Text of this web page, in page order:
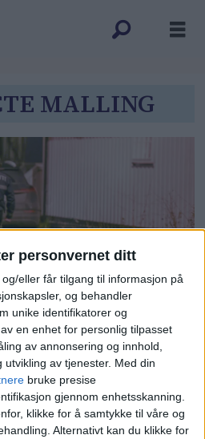
personvernet ditt
eller får tilgang til informasjon på
og behandler
unike identifikatorer og
en enhet for personlig tilpasset
av annonsering og innhold,
av tjenester. Med din
bruke presise
gjennom enhetsskanning.
klikke for å samtykke til våre og
Alternativt kan du klikke for
MALLING
etter
Mortensrud